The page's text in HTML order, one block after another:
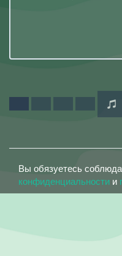
Вы обязуетесь
конфиденциальности и